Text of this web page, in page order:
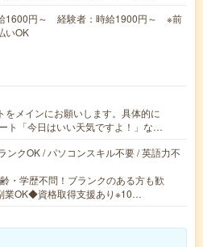
1600円～ 経験者：時給1900円～ ※前
いOK
をメインにお願いします。具体的に
ト「今日はいい天気ですよ！」な…
ンクOK / パソコンスキル不要 / 英語力不
・学歴不問！ブランクのある方も歓
業OK◆資格取得支援あり※10…